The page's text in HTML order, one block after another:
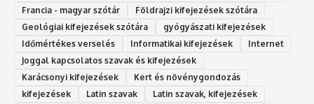
Francia - magyar szótár
Földrajzi kifejezések szótára
Geológiai kifejezések szótára
gyógyászati kifejezések
Időmértékes verselés
Informatikai kifejezések
Internet
Joggal kapcsolatos szavak és kifejezések
Karácsonyi kifejezések
Kert és növénygondozás
kifejezések
Latin szavak
Latin szavak, kifejezések